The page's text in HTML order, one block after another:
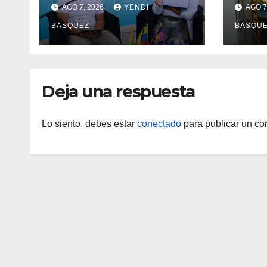
reinauguración del CDI
La Mora
AGO 7, 2026 YENDI
BASQUEZ
II AGO
Deja una respuesta
Lo siento, debes estar conectado para publicar un